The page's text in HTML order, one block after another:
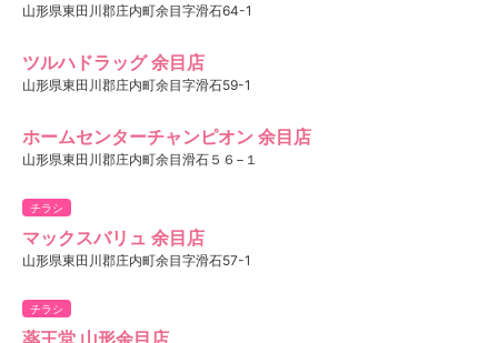
山形県東田川郡庄内町余目字滑石64-1
ツルハドラッグ 余目店
山形県東田川郡庄内町余目字滑石59-1
ホームセンターチャンピオン 余目店
山形県東田川郡庄内町余目滑石５６−１
チラシ
マックスバリュ 余目店
山形県東田川郡庄内町余目字滑石57-1
チラシ
薬王堂 山形余目店